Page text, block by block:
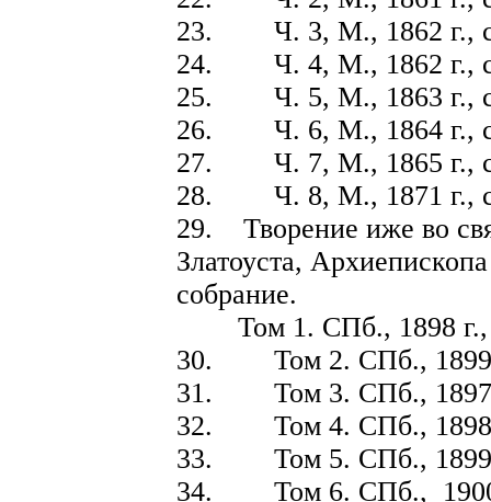
23. Ч. 3, М., 1862 г.,
24. Ч. 4, М., 1862 г.,
25. Ч. 5, М., 1863 г.,
26. Ч. 6, М., 1864 г.,
27. Ч. 7, М., 1865 г.,
28. Ч. 8, М., 1871 г.,
29. Творение иже во
Златоуста,
собрание.
Том 1. СПб., 1898 г.,
30. Том 2. СПб., 1899
31. Том 3. СПб., 1897
32. Том 4. СПб., 1898
33. Том 5. СПб., 1899
34. Том 6. СПб., 1900